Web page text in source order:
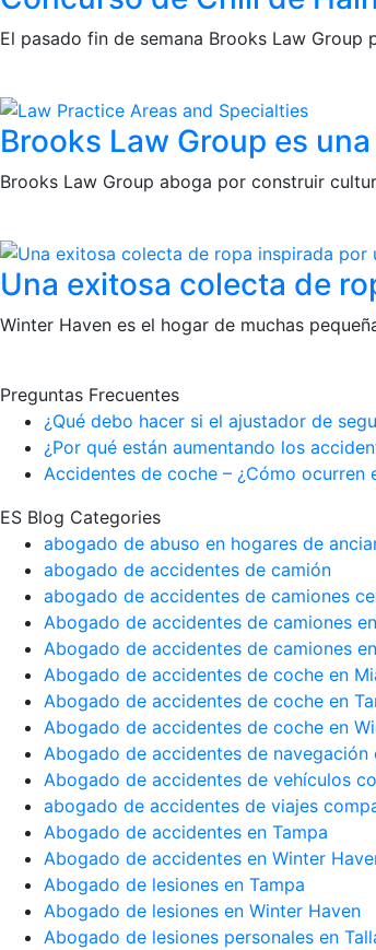
El pasado fin de semana Brooks Law
Brooks Law Group es
Brooks Law Group aboga por construir
Una exitosa colecta de
Winter Haven es el hogar de muchas
Preguntas Frecuentes
¿Qué debo hacer si el ajustador de
¿Por qué están aumentando los
Accidentes de coche – ¿Cómo
ES Blog Categories
abogado de abuso en hogares de
abogado de accidentes de camión
abogado de accidentes de camiones
Abogado de accidentes de camiones
Abogado de accidentes de camiones
Abogado de accidentes de coche en
Abogado de accidentes de coche en
Abogado de accidentes de coche en
Abogado de accidentes de navegación
Abogado de accidentes de vehículos
abogado de accidentes de viajes
Abogado de accidentes en Tampa
Abogado de accidentes en Winter
Abogado de lesiones en Tampa
Abogado de lesiones en Winter Haven
Abogado de lesiones personales en